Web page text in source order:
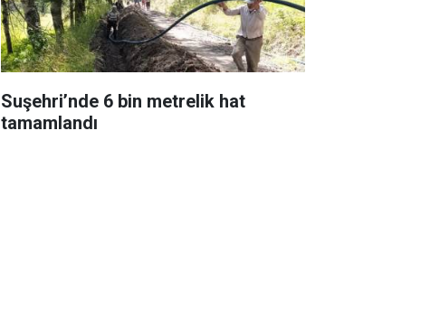
Suşehri’nde 6 bin metrelik hat
tamamlandı